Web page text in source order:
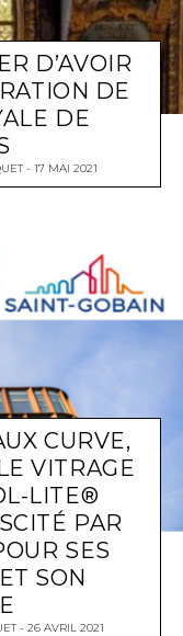
D’AVOIR
DE
DE
17 MAI 2021
CURVE,
VITRAGE
LITE®
PAR
SES
SON
26 AVRIL 2021